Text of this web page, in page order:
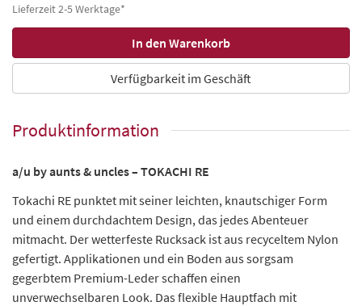
Lieferzeit 2-5 Werktage*
Verfügbarkeit im Geschäft
Produktinformation
a/u by aunts & uncles – TOKACHI RE
Tokachi RE punktet mit seiner leichten, knautschiger Form
und einem durchdachtem Design, das jedes Abenteuer
mitmacht. Der wetterfeste Rucksack ist aus recyceltem Nylon
gefertigt. Applikationen und ein Boden aus sorgsam
gegerbtem Premium-Leder schaffen einen
unverwechselbaren Look. Das flexible Hauptfach mit